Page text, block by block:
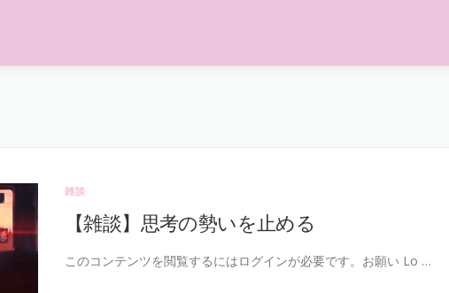
雑談
【雑談】思考の勢いを止める
このコンテンツを閲覧するにはログインが必要です。お願い Lo …